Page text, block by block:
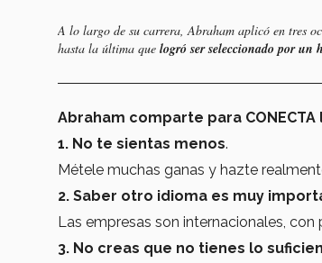
A lo largo de su carrera, Abraham aplicó en tres
hasta la última que logró ser seleccionado por un
Abraham comparte para
1. No te sientas menos.
Métele muchas ganas y hazte
2. Saber otro idioma es muy
Las empresas son internacionales,
3. No creas que no tienes lo